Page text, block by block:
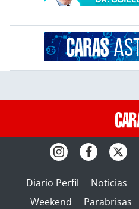
Diario Perfil Noticias
Weekend
Parabrisas